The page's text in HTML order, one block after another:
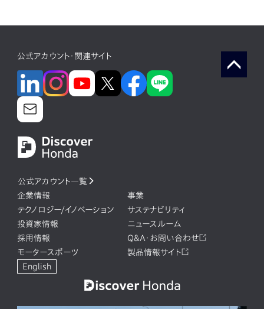
公式アカウント・関連サイト
公式アカウント一覧
企業情報
事業
テクノロジー/イノベーション
サステナビリティ
投資家情報
ニュースルーム
採用情報
Q&A・お問い合わせ
モータースポーツ
製品情報サイト
English